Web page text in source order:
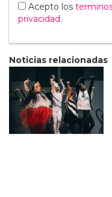
Acepto los
privacidad.
Noticias relacionadas